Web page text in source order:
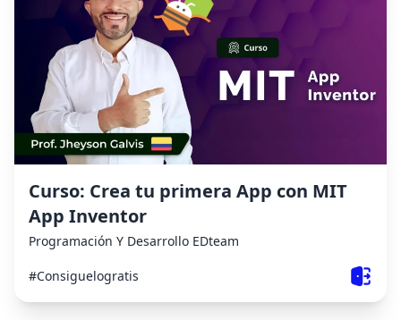
Curso: Crea tu primera App con MIT
App Inventor
Programación Y Desarrollo EDteam
#Consiguelogratis